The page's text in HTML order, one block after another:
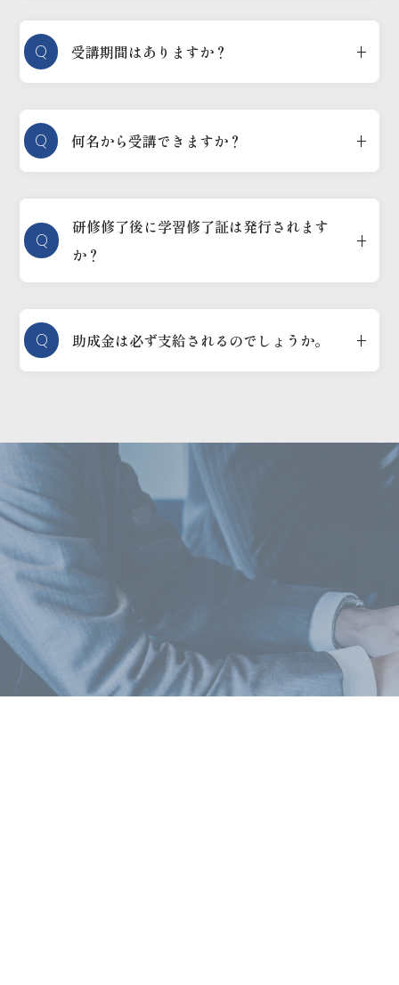
Q 受講期間はありますか？
Q 何名から受講できますか？
Q
研修修了後に学習修了証は発行されます
か？
Q 助成金は必ず支給されるのでしょうか。